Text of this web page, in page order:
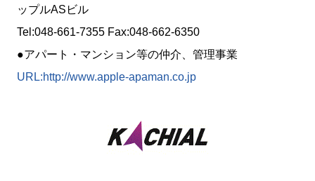
ップルASビル
Tel:048-661-7355 Fax:048-662-6350
●アパート・マンション等の仲介、管理事業
URL:http://www.apple-apaman.co.jp